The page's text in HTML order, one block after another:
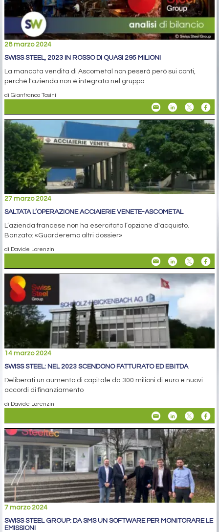
28 marzo 2024
SWISS STEEL, 2023 IN ROSSO DI QUASI 295 MILIONI
La mancata vendita di Ascometal non peserà però sui conti,
perché l'azienda non è integrata nel gruppo
di Gianfranco Tosini
27 marzo 2024
SALTATA L’OPERAZIONE ACCIAIERIE VENETE-ASCOMETAL
L’azienda francese non ha esercitato l’opzione d'acquisto.
Banzato: «Guarderemo altri dossier»
di Davide Lorenzini
14 marzo 2024
SWISS STEEL: NEL 2023 SCENDONO FATTURATO ED EBITDA
Deliberati un aumento di capitale da 300 milioni di euro e nuovi
accordi di finanziamento
di Davide Lorenzini
7 marzo 2024
SWISS STEEL GROUP: DA SMS UN SOFTWARE PER MONITORARE LE
EMISSIONI